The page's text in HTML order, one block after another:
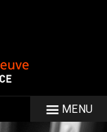
MENU